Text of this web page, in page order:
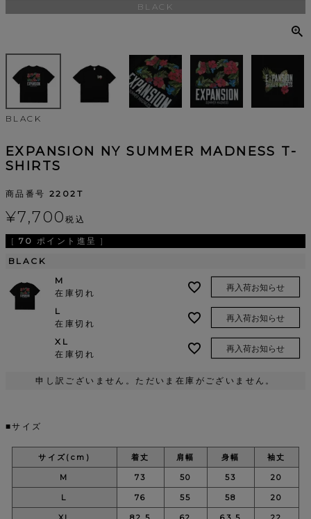
BLACK
BLACK
EXPANSION NY SUMMER MADNESS T-
SHIRTS
商品番号 2202T
¥7,700税込
[ 70 ポイント進呈 ]
BLACK
M
在庫切れ
再入荷お知らせ
L
在庫切れ
再入荷お知らせ
XL
在庫切れ
再入荷お知らせ
申し訳ございません。ただいま在庫がございません。
■サイズ
サイズ(cm) 着丈 肩幅 身幅 袖丈
M 73 50 53 20
L 76 55 58 20